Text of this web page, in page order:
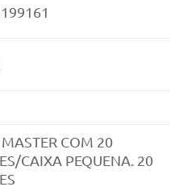
COM 20
CAIXA PEQUENA. 20